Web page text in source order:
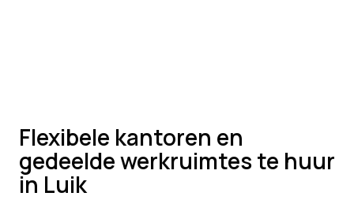
Flexibele kantoren en
gedeelde werkruimtes te huur
in Luik